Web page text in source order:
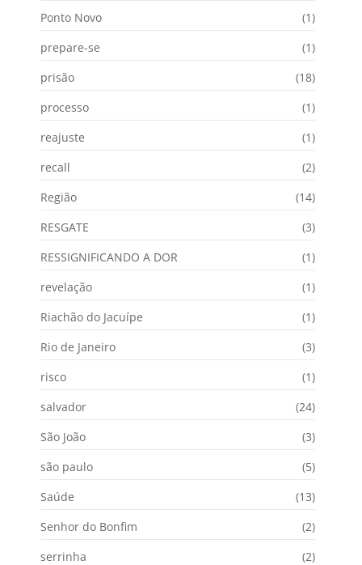
Ponto Novo
(1)
prepare-se
(1)
prisão
(18)
processo
(1)
reajuste
(1)
recall
(2)
Região
(14)
RESGATE
(3)
RESSIGNIFICANDO A DOR
(1)
revelação
(1)
Riachão do Jacuípe
(1)
Rio de Janeiro
(3)
risco
(1)
salvador
(24)
São João
(3)
são paulo
(5)
Saúde
(13)
Senhor do Bonfim
(2)
serrinha
(2)